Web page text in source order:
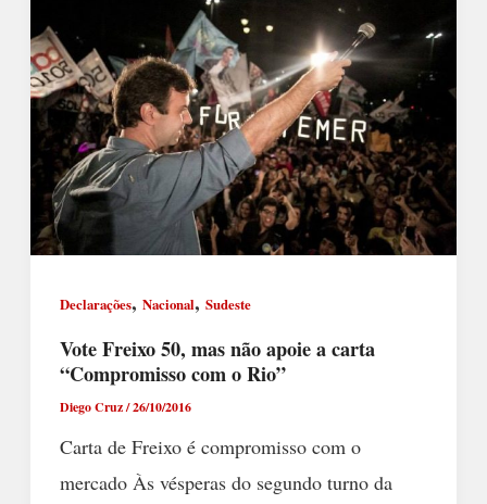
Declarações, Nacional, Sudeste
Vote Freixo 50, mas não apoie a carta
“Compromisso com o Rio”
Diego Cruz/26/10/2016
Carta de Freixo é compromisso com o
mercado Às vésperas do segundo turno da